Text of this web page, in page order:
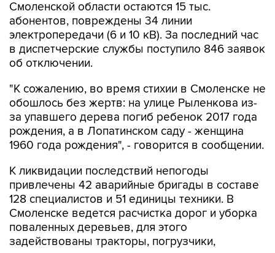
Смоленской области остаются 15 тыс.
абонентов, повреждены 34 линии
электропередачи (6 и 10 кВ). За последний час
в диспетчерские службы поступило 846 заявок
об отключении.
"К сожалению, во время стихии в Смоленске не
обошлось без жертв: на улице Рыленкова из-
за упавшего дерева погиб ребенок 2017 года
рождения, а в Лопатинском саду - женщина
1960 года рождения", - говорится в сообщении.
К ликвидации последствий непогоды
привлечены 42 аварийные бригады в составе
128 специалистов и 51 единицы техники. В
Смоленске ведется расчистка дорог и уборка
поваленных деревьев, для этого
задействованы тракторы, погрузчики,